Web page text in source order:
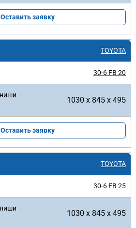
Оставить заявку
TOYOTA
30-6 FB 20
1030 x 845 x 495
Оставить заявку
TOYOTA
30-6 FB 25
1030 x 845 x 495